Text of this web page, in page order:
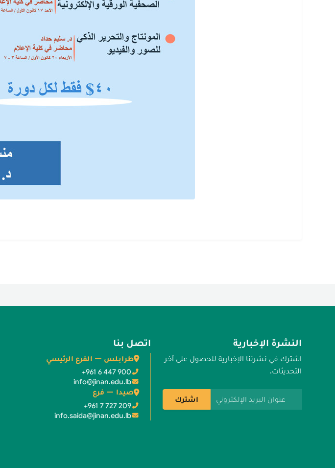
اتصل بنا
طرابلس — الفرع الرئيسي
+961 6 447 900
info@jinan.edu.lb
صيدا — فرع
+961 7 727 209
info.saida@jinan.edu.lb
النشرة الإخبارية
اشترك في نشرتنا الإخبارية للحصول على آخر
التحديثات.
عنوان البريد الإلكتروني اشترك